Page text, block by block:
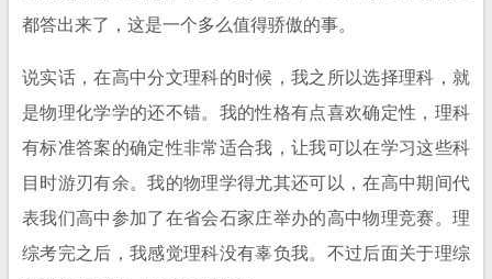
都答出来了，这是一个多么值得骄傲的事。
说实话，在高中分文理科的时候，我之所以选择理科，就
是物理化学学的还不错。我的性格有点喜欢确定性，理科
有标准答案的确定性非常适合我，让我可以在学习这些科
目时游刃有余。我的物理学得尤其还可以，在高中期间代
表我们高中参加了在省会石家庄举办的高中物理竞赛。理
综考完之后，我感觉理科没有辜负我。不过后面关于理综